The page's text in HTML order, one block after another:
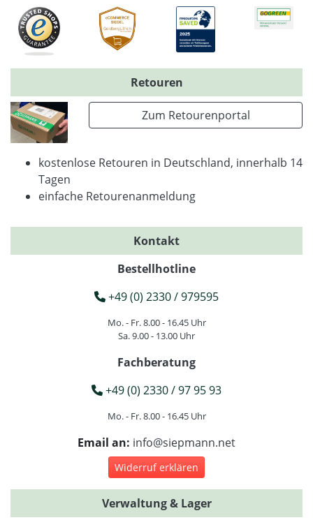
Retouren
Zum Retourenportal
kostenlose Retouren in Deutschland, innerhalb 14
Tagen
einfache Retourenanmeldung
Kontakt
Bestellhotline
+49 (0) 2330 / 979595
Mo. - Fr. 8.00 - 16.45 Uhr
Sa. 9.00 - 13.00 Uhr
Fachberatung
+49 (0) 2330 / 97 95 93
Mo. - Fr. 8.00 - 16.45 Uhr
Email an: info@siepmann.net
Widerruf erklären
Verwaltung & Lager